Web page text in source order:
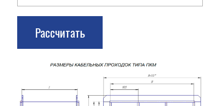
Рассчитать